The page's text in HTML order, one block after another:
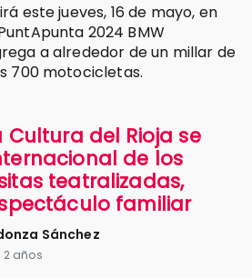
este jueves, 16 de mayo, en
2024 BMW
a alrededor de un millar de
700 motocicletas.
Cultura del Rioja se
de los
teatralizadas,
familiar
Sánchez
años